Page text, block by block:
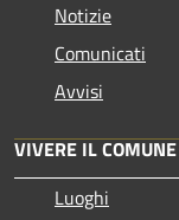
Notizie
Comunicati
Avvisi
VIVERE IL COMUNE
Luoghi